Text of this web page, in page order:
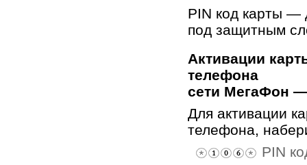
PIN код карты —
под защитным
Активации
телефона
сети МегаФон
Для активации
телефона,
PIN